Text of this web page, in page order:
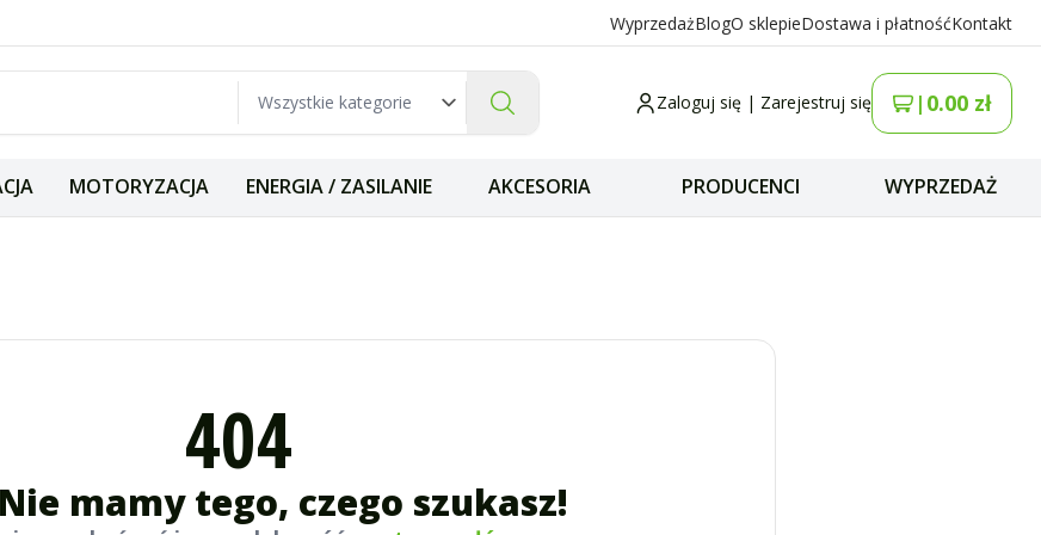
WyprzedażBlogO sklepieDostawa i płatnośćKontakt
Zaloguj się | Zarejestruj się | 0.00 zł
MOTORYZACJA ENERGIA / ZASILANIE AKCESORIA PRODUCENCI WYPRZEDAŻ
404
mamy tego, czego szukasz!